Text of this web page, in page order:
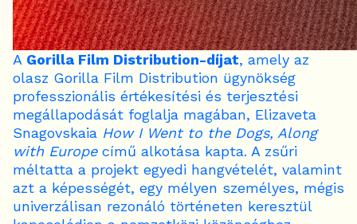
A Gorilla Film Distribution-díjat, amely az
olasz Gorilla Film Distribution ügynökség
professzionális értékesítési és terjesztési
megállapodását foglalja magában, Elizaveta
Snagovskaia How I Went to the Dogs, Along
with Europecímű alkotása kapta. A zsűri
méltatta a projekt egyedi hangvételét, valamint
azt a képességét, egy mélyen személyes, mégis
univerzálisan rezonáló történeten keresztül